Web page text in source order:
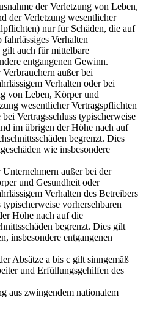
der Verletzung von Leben,
der Verletzung wesentlicher
nur für Schäden, die auf
Verhalten
auch für mittelbare
entgangenen Gewinn.
außer bei
Verhalten oder bei
von Leben, Körper und
wesentlicher Vertragspflichten
Vertragsschluss typischerweise
im übrigen der Höhe nach auf
begrenzt. Dies
wie insbesondere
außer bei der
und Gesundheit oder
Verhalten des Betreibers
vorhersehbaren
Höhe nach auf die
begrenzt. Dies gilt
insbesondere entgangenen
Absätze a bis c gilt sinngemäß
und Erfüllungsgehilfen des
aus zwingendem nationalem